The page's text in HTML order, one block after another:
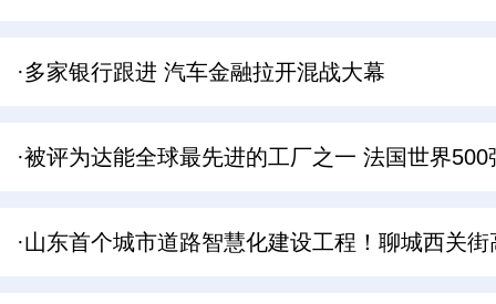
·多家银行跟进 汽车金融拉开混战大幕
·被评为达能全球最先进的工厂之一 法国世界
·山东首个城市道路智慧化建设工程！聊城西关